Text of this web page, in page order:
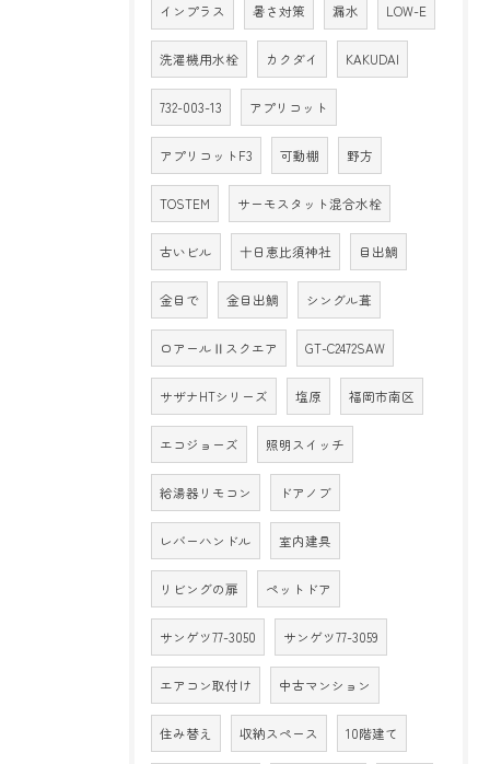
インプラス 暑さ対策 漏水 LOW-E
洗濯機用水栓 カクダイ KAKUDAI
732-003-13 アプリコット
アプリコットF3 可動棚 野方
TOSTEM サーモスタット混合水栓
古いビル 十日恵比須神社 目出鯛
金目で 金目出鯛 シングル葺
ロアールⅡスクエア GT-C2472SAW
サザナHTシリーズ 塩原 福岡市南区
エコジョーズ 照明スイッチ
給湯器リモコン ドアノブ
レバーハンドル 室内建具
リビングの扉 ペットドア
サンゲツ77-3050 サンゲツ77-3059
エアコン取付け 中古マンション
住み替え 収納スペース 10階建て